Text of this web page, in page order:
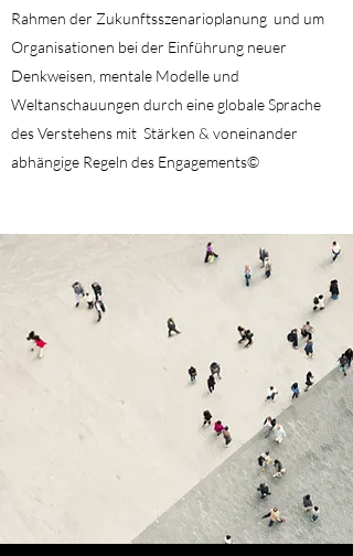
Rahmen der Zukunftsszenarioplanung und um
Organisationen bei der Einführung neuer
Denkweisen, mentale Modelle und
Weltanschauungen durch eine globale Sprache
des Verstehens mit Stärken & voneinander
abhängige Regeln des Engagements©